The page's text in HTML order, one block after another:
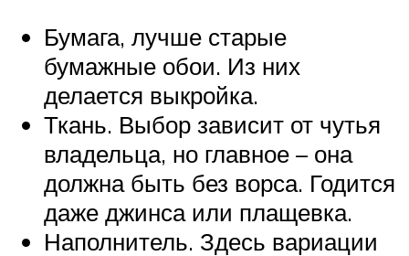
Бумага, лучше старые
бумажные обои. Из них
делается выкройка.
Ткань. Выбор зависит от чутья
владельца, но главное – она
должна быть без ворса. Годится
даже джинса или плащевка.
Наполнитель. Здесь вариации